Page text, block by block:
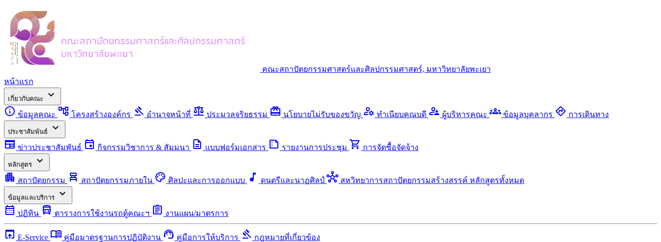
คณะสถาปัตยกรรมศาสตร์และศิลปกรรมศาสตร์, มหาวิทยาลัยพะเยา
หน้าแรก
เกี่ยวกับคณะ
expand_more
info ข้อมูลคณะ account_tree โครงสร้างองค์กร gavel อำนาจหน้าที่ balance ประมวลจริยธรรม redeem นโยบายไม่รับของขวัญ manage_accounts ทำเนียบคณบดี supervisor_account ผู้บริหารคณะ groups ข้อมูลบุคลากร directions การเดินทาง
ประชาสัมพันธ์
expand_more
newspaper ข่าวประชาสัมพันธ์ event กิจกรรมวิชาการ & สัมมนา description แบบฟอร์มเอกสาร summarize รายงานการประชุม shopping_cart การจัดซื้อจัดจ้าง
หลักสูตร
expand_more
apartment สถาปัตยกรรม chair_alt สถาปัตยกรรมภายใน palette ศิลปะและการออกแบบ music_note ดนตรีและนาฏศิลป์ hub สหวิทยาการสถาปัตยกรรมสร้างสรรค์ หลักสูตรทั้งหมด
ข้อมูลและบริการ
expand_more
calendar_month ปฏิทิน directions_bus ตารางการใช้งานรถตู้คณะฯ assignment งานแผน/มาตรการ
open_in_browser E-Service menu_book คู่มือมาตรฐานการปฏิบัติงาน support_agent คู่มือการให้บริการ gavel กฎหมายที่เกี่ยวข้อง